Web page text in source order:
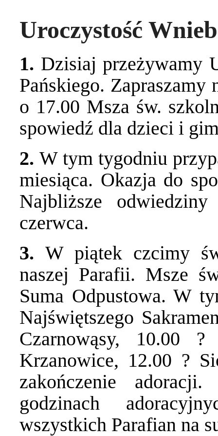
Uroczystość
1. Dzisiaj przeżywamy
Pańskiego.
o 17.00 Msza św.
spowiedź dla dzieci i
2.W tym tygodniu
miesiąca. Okazja do
Najbliższe
czerwca.
3. W piątek czcimy
naszej Parafii. Msze
Suma Odpustowa. W
Najświętszego
Czarnowąsy, 10.00
Krzanowice, 12.00 ?
zakończenie
godzinach
wszystkich Parafian na